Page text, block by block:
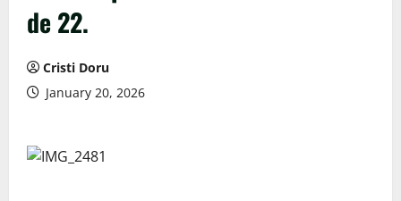
de 22.
Cristi Doru
January 20, 2026